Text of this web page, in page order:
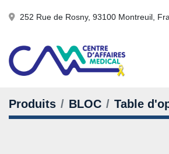
252 Rue de Rosny, 93100 Montreuil,
Produits BLOC Table